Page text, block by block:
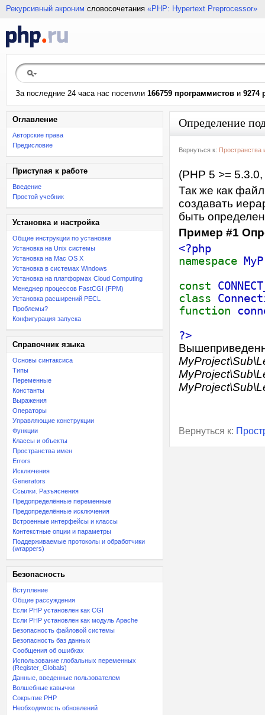
Рекурсивный акроним словосочетания «PHP: Hypertext Preprocessor»
За последние 24 часа нас посетили 166759 программистов и 9274
Оглавление
Авторские права
Предисловие
Приступая к работе
Введение
Простой учебник
Установка и настройка
Общие инструкции по установке
Установка на Unix системы
Установка на Mac OS X
Установка в системах Windows
Установка на платформах Cloud Computing
Менеджер процессов FastCGI (FPM)
Установка расширений PECL
Проблемы?
Конфигурация запуска
Справочник языка
Основы синтаксиса
Типы
Переменные
Константы
Выражения
Операторы
Управляющие конструкции
Функции
Классы и объекты
Пространства имен
Errors
Исключения
Generators
Ссылки. Разъяснения
Предопределённые переменные
Предопределённые исключения
Встроенные интерфейсы и классы
Контекстные опции и параметры
Поддерживаемые протоколы и обработчики
(wrappers)
Безопасность
Вступление
Общие рассуждения
Если PHP установлен как CGI
Если PHP установлен как модуль Apache
Безопасность файловой системы
Безопасность баз данных
Сообщения об ошибках
Использование глобальных переменных
(Register_Globals)
Данные, введенные пользователем
Волшебные кавычки
Сокрытие PHP
Необходимость обновлений
Определение
Вернуться к: Пространства
(PHP 5 >=
Так же как
создавать
быть
Пример #1
<?php
namespace
const
class
function
?>
Вернуться к: